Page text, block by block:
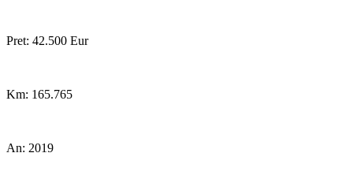
Pret: 42.500 Eur
Km: 165.765
An: 2019